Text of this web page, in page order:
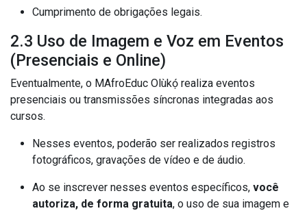
Cumprimento de obrigações legais.
2.3 Uso de Imagem e Voz em Eventos
(Presenciais e Online)
Eventualmente, o MAfroEduc Olùkọ́ realiza eventos
presenciais ou transmissões síncronas integradas aos
cursos.
Nesses eventos, poderão ser realizados registros
fotográficos, gravações de vídeo e de áudio.
Ao se inscrever nesses eventos específicos, você
autoriza, de forma gratuita, o uso de sua imagem e